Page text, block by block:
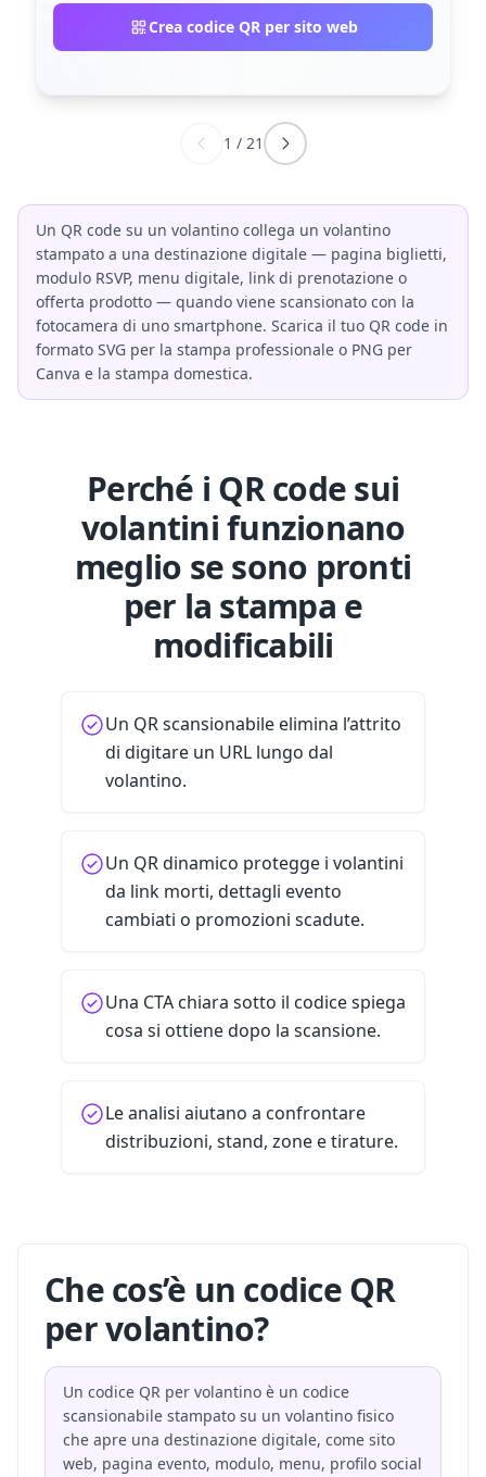
Crea codice QR per sito web
1 / 21
Un QR code su un volantino collega un volantino
stampato a una destinazione digitale — pagina biglietti,
modulo RSVP, menu digitale, link di prenotazione o
offerta prodotto — quando viene scansionato con la
fotocamera di uno smartphone. Scarica il tuo QR code in
formato SVG per la stampa professionale o PNG per
Canva e la stampa domestica.
Perché i QR code sui
volantini funzionano
meglio se sono pronti
per la stampa e
modificabili
Un QR scansionabile elimina l’attrito
di digitare un URL lungo dal
volantino.
Un QR dinamico protegge i volantini
da link morti, dettagli evento
cambiati o promozioni scadute.
Una CTA chiara sotto il codice spiega
cosa si ottiene dopo la scansione.
Le analisi aiutano a confrontare
distribuzioni, stand, zone e tirature.
Che cos’è un codice QR
per volantino?
Un codice QR per volantino è un codice
scansionabile stampato su un volantino fisico
che apre una destinazione digitale, come sito
web, pagina evento, modulo, menu, profilo social